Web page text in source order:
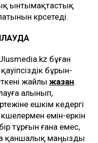
ынтымақтастық
көрсетеді.
бұған
бұрын-
жайлы жазған.
алынып,
ешкім кедергі
емін-еркін
тұрғын ғана емес,
қаншалық маңызды